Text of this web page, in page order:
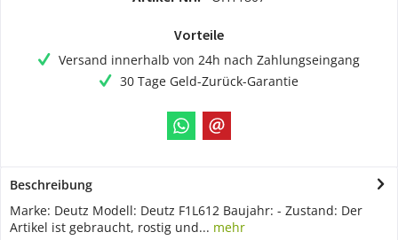
Vorteile
Versand innerhalb von 24h nach Zahlungseingang
30 Tage Geld-Zurück-Garantie
Beschreibung
Marke: Deutz Modell: Deutz F1L612 Baujahr: - Zustand: Der
Artikel ist gebraucht, rostig und... mehr